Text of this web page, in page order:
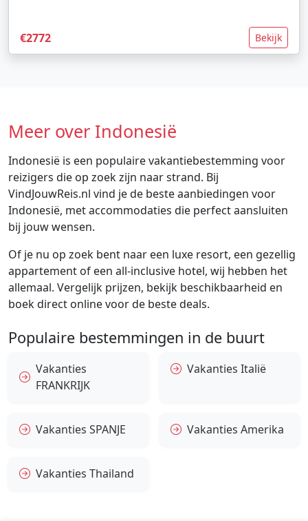
€2772 Bekijk
Meer over Indonesië
Indonesië is een populaire vakantiebestemming voor
reizigers die op zoek zijn naar strand. Bij
VindJouwReis.nl vind je de beste aanbiedingen voor
Indonesië, met accommodaties die perfect aansluiten
bij jouw wensen.
Of je nu op zoek bent naar een luxe resort, een gezellig
appartement of een all-inclusive hotel, wij hebben het
allemaal. Vergelijk prijzen, bekijk beschikbaarheid en
boek direct online voor de beste deals.
Populaire bestemmingen in de buurt
Vakanties
FRANKRIJK
Vakanties Italië
Vakanties SPANJE Vakanties Amerika
Vakanties Thailand